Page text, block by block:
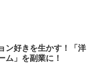
ン好きを生かす！「洋
ム」を副業に！